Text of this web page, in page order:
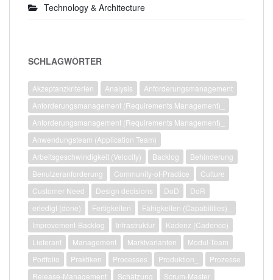
Technology & Architecture
SCHLAGWÖRTER
Akzeptanzkriterien Analysis
Anforderungsmanagement
Anforderungsmanagement (Requirements Management)_
Anforderungsmanagement (Requirements Management)_
Anwendungsteam (Application Team)
Arbeitsgeschwindigkeit (Velocity)
Backlog
Behinderung
Benutzeranforderung
Community-of-Practice
Culture
Customer Need
Design decisions DoD
DoR
erledigt (done)
Fertigkeiten
Fähigkeiten (Capabilities)_
Improvement-Backlog
Infrastruktur
Kadenz (Cadence)
Lieferant
Management Marktvarianten
Modul-Team
Portfolio
Praktiken Processes Produktion_
Prozesse
Release-Management
Schätzung Scrum-Master